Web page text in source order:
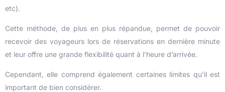
etc).
Cette méthode, de plus en plus répandue, permet de pouvoir
recevoir des voyageurs lors de réservations en dernière minute
et leur offre une grande flexibilité quant à l’heure d’arrivée.
Cependant, elle comprend également certaines limites qu’il est
important de bien considérer.